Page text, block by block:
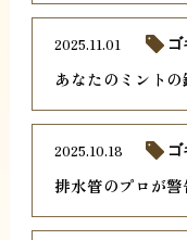
あなたのミント
2025.11.01 ゴ
排水管のプロが
2025.10.18 ゴ